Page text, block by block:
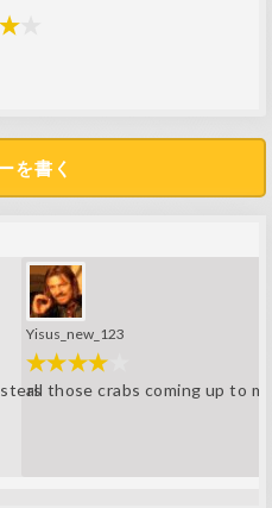
を書く
Yisus_new_123
all those crabs coming up to